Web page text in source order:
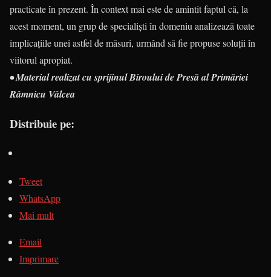
practicate în prezent. În context mai este de amintit faptul că, la
acest moment, un grup de specialişti în domeniu analizează toate
implicaţiile unei astfel de măsuri, urmând să fie propuse soluţii în
viitorul apropiat.
• Material realizat cu sprijinul Biroului de Presă al Primăriei
Râmnicu Vâlcea
Distribuie pe:
Tweet
WhatsApp
Mai mult
Email
Imprimare